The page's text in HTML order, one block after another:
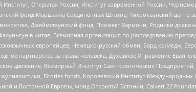
Открытая Россия, Институт современной России,
фонд Маршалла Соединенных Штатов, Тихоокеанский
Джеймстаунский фонд, Прожект Хармони, Родники
в Китае, Всемирная организация по расследованию
европейцев, Немецко-русский обмен, Бард колледж,
партнерство за права человека, Духовное Управление
движение, Всемирный Институт Саентологических
IStories fonds, Королевский Институт
и Восточной Европы, Фонд Открытой Эстонии, Calvert 22